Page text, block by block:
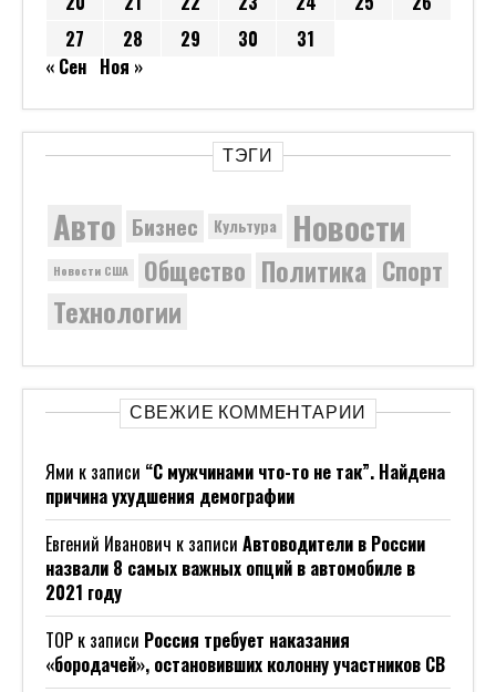
27
28 29 30
31
« Сен Ноя »
ТЭГИ
Авто Бизнес Культура Новости
Новости США Общество Политика Спорт
Технологии
СВЕЖИЕ КОММЕНТАРИИ
Ями к записи “С мужчинами что-то не так”. Найдена
причина ухудшения демографии
Евгений Иванович к записи Автоводители в России
назвали 8 самых важных опций в автомобиле в
2021 году
ТОР к записи Россия требует наказания
«бородачей», остановивших колонну участников СВ